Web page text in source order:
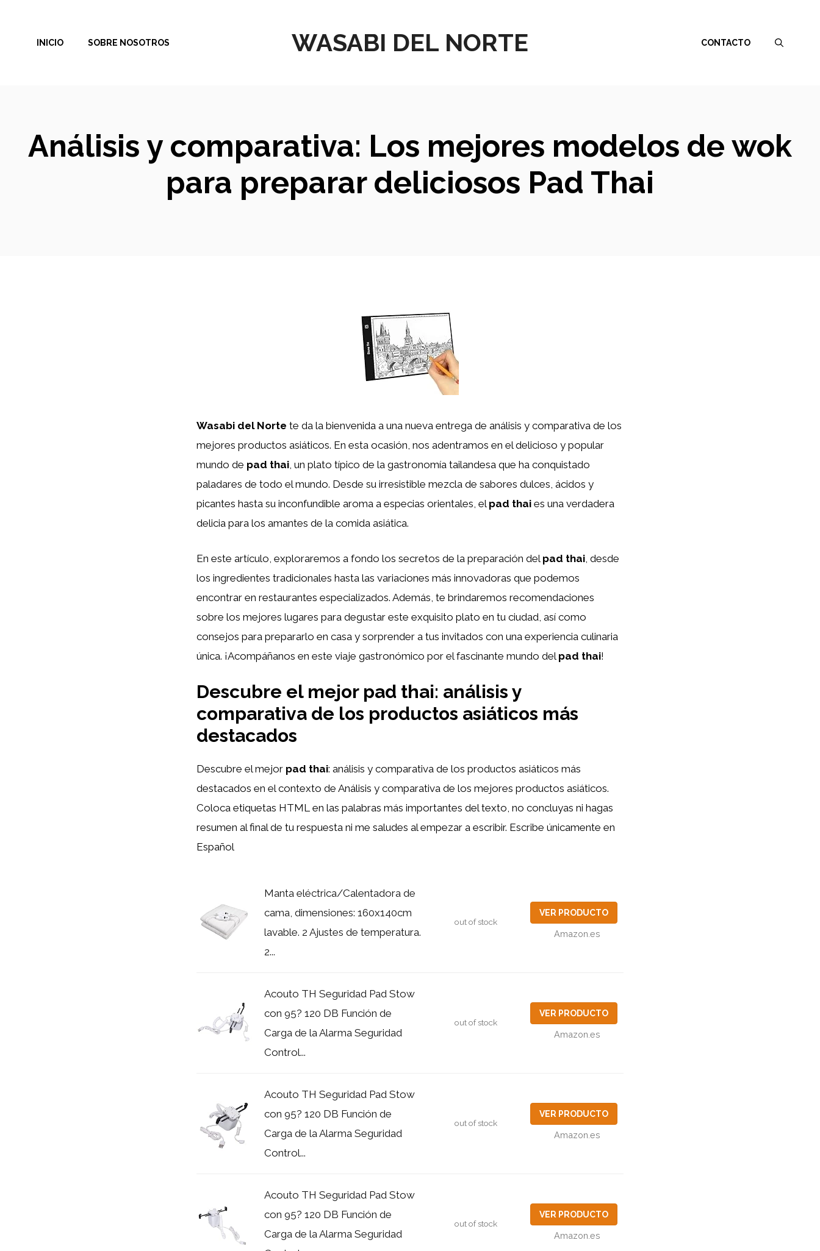
contenido
WASABI DEL NORTE
INICIO SOBRE NOSOTROS CONTACTO
Análisis y comparativa: Los mejores modelos de wok
para preparar deliciosos Pad Thai
Wasabi del Norte te da la bienvenida a una nueva entrega de análisis y comparativa de los
mejores productos asiáticos. En esta ocasión, nos adentramos en el delicioso y popular
mundo de pad thai, un plato típico de la gastronomía tailandesa que ha conquistado
paladares de todo el mundo. Desde su irresistible mezcla de sabores dulces, ácidos y
picantes hasta su inconfundible aroma a especias orientales, el pad thai es una verdadera
delicia para los amantes de la comida asiática.
En este artículo, exploraremos a fondo los secretos de la preparación del pad thai , desde
los ingredientes tradicionales hasta las variaciones más innovadoras que podemos
encontrar en restaurantes especializados. Además, te brindaremos recomendaciones
sobre los mejores lugares para degustar este exquisito plato en tu ciudad, así como
consejos para prepararlo en casa y sorprender a tus invitados con una experiencia culinaria
única. ¡Acompáñanos en este viaje gastronómico por el fascinante mundo del pad thai!
Descubre el mejor pad thai: análisis y
comparativa de los productos asiáticos más
destacados
Descubre el mejor pad thai: análisis y comparativa de los productos asiáticos más
destacados en el contexto de Análisis y comparativa de los mejores productos asiáticos.
Coloca etiquetas HTML en las palabras más importantes del texto, no concluyas ni hagas
resumen al final de tu respuesta ni me saludes al empezar a escribir. Escribe únicamente en
Español
Manta eléctrica/Calentadora de
cama, dimensiones: 160x140cm
lavable. 2 Ajustes de temperatura.
2...
out of stock
VER PRODUCTO
Amazon.es
Acouto TH Seguridad Pad Stow
con 95? 120 DB Función de
Carga de la Alarma Seguridad
Control...
out of stock
VER PRODUCTO
Amazon.es
Acouto TH Seguridad Pad Stow
con 95? 120 DB Función de
Carga de la Alarma Seguridad
Control...
out of stock
VER PRODUCTO
Amazon.es
Acouto TH Seguridad Pad Stow
con 95? 120 DB Función de
Carga de la Alarma Seguridad
out of stock
VER PRODUCTO
Amazon.es